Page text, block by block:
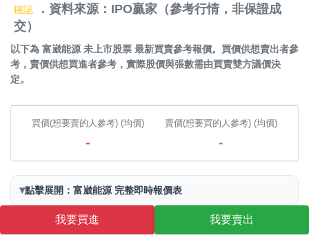
確認
．資料來源：IPO贏家（參考行情，非保證成
交）
以下為 富崴能源 未上市股票 最新買賣參考報價。買價供想賣出者參
考，賣價供想買進者參考，實際股價與張數需由買賣雙方議價決
定。
買價(想要賣的人參考) (均價)
-
賣價(想要買的人參考) (均價)
-
▾點擊展開：富崴能源 完整即時報價表
我要買進
我要賣出